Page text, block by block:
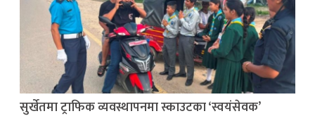
सुर्खेतमा ट्राफिक व्यवस्थापनमा स्काउटका ‘स्वयंसेवक’